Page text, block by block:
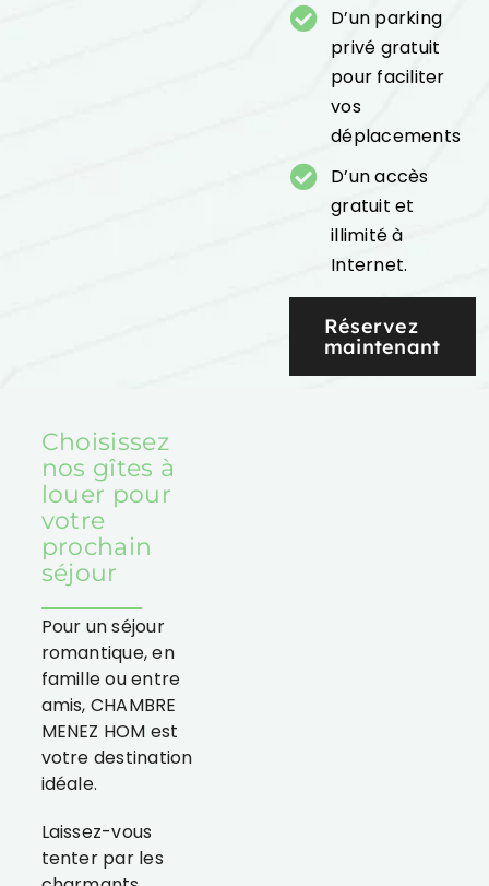
D’un parking
privé gratuit
pour faciliter
vos
déplacements
D’un accès
gratuit et
illimité à
Internet.
Réservez
maintenant
Choisissez
nos gîtes à
louer pour
votre
prochain
séjour
Pour un séjour
romantique, en
famille ou entre
amis, CHAMBRE
MENEZ HOM est
votre destination
idéale.
Laissez-vous
tenter par les